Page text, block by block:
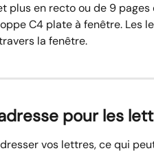
plus en recto ou de 9
C4 plate à fenêtre. Les
la fenêtre.
pour les
vos lettres, ce qui